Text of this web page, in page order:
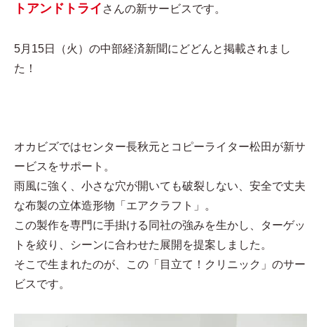
トアンドトライ さんの新サービスです。
5月15日（火）の中部経済新聞にどどんと掲載されまし
た！
オカビズではセンター長秋元とコピーライター松田が新サ
ービスをサポート。
雨風に強く、小さな穴が開いても破裂しない、安全で丈夫
な布製の立体造形物「エアクラフト」。
この製作を専門に手掛ける同社の強みを生かし、ターゲッ
トを絞り、シーンに合わせた展開を提案しました。
そこで生まれたのが、この「目立て！クリニック」のサー
ビスです。